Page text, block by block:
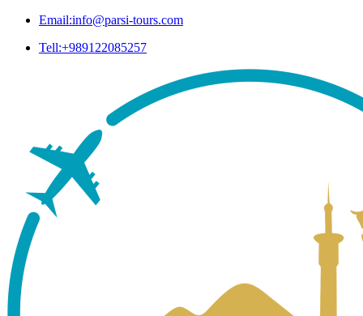
Email:info@parsi-tours.com
Tell:+989122085257